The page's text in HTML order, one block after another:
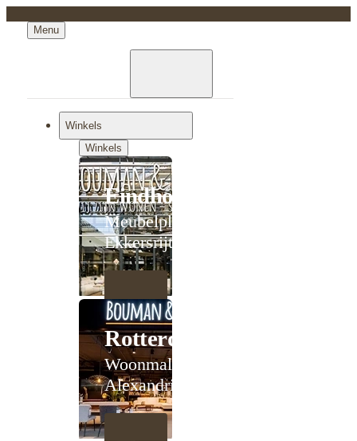
Menu
Winkels
Winkels
Eindhoven
Meubelplein
Ekkersrijt
Rotterdam
Woonmall
Alexandrium